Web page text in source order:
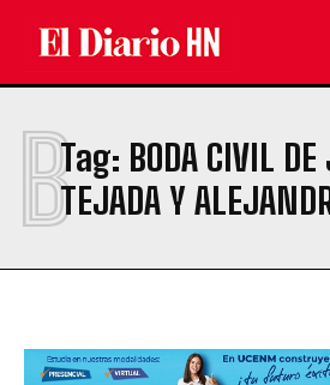
Tag: BODA CIVIL DE
TEJADA Y
B